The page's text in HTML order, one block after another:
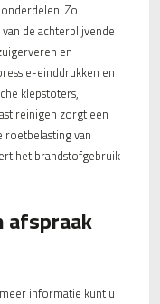
Zo
de achterblijvende
en
einddrukken en
klepstoters,
reinigen zorgt een
van
het brandstofgebruik
afspraak
informatie kunt u